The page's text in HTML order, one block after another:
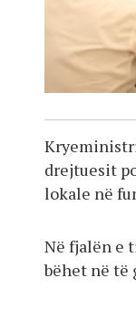
drejtuesit
lokale në
Në fjalën e
bëhet në të